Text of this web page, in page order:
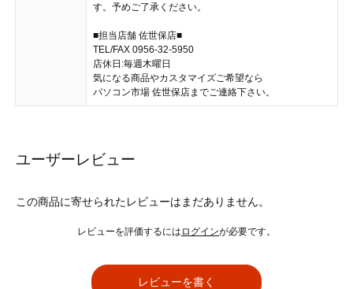
す。予めご了承ください。
■担当店舗 佐世保店■
TEL/FAX 0956-32-5950
店休日:毎週木曜日
気になる商品やカスタマイズご希望なら
パソコン市場 佐世保店までご連絡下さい。
ユーザーレビュー
この商品に寄せられたレビューはまだありません。
レビューを評価するには ログインが必要です。
レビューを書く